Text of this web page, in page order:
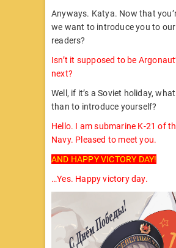
Anyways. Katya. Now that
we want to introduce you to our
readers?
Isn’t it supposed to be
next?
Well, if it’s a Soviet holiday,
than to introduce yourself?
Hello. I am submarine K-21 of
Navy. Pleased to meet you.
AND HAPPY VICTORY DAY!
…Yes. Happy victory day.